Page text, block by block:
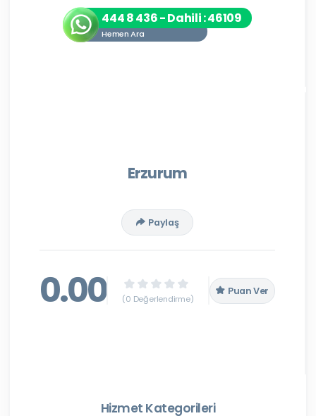
444 8 436 - Dahili : 46109
Hemen Ara
Erzurum
Paylaş
0.00 (0 Değerlendirme)
Puan Ver
Hizmet Kategorileri